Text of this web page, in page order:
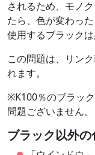
されるため、モノ
たら、色が変わっ
使用するブラック
この問題は、リン
れます。
※K100％のブラッ
問題ございません。
ブラック以外